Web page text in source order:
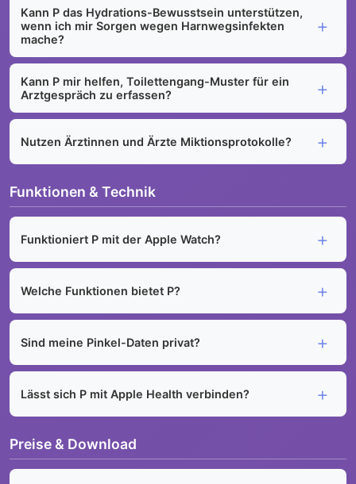
Kann P das Hydrations-Bewusstsein unterstützen,
wenn ich mir Sorgen wegen Harnwegsinfekten
mache?
Kann P mir helfen, Toilettengang-Muster für ein
Arztgespräch zu erfassen?
Nutzen Ärztinnen und Ärzte Miktionsprotokolle?
Funktionen & Technik
Funktioniert P mit der Apple Watch?
Welche Funktionen bietet P?
Sind meine Pinkel-Daten privat?
Lässt sich P mit Apple Health verbinden?
Preise & Download